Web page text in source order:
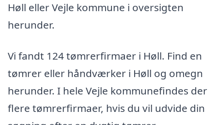
Høll eller Vejle kommune i oversigten
herunder.
Vi fandt 124 tømrerfirmaer i Høll. Find en
tømrer eller håndværker i Høll og omegn
herunder. I hele Vejle kommunefindes der
flere tømrerfirmaer, hvis du vil udvide din